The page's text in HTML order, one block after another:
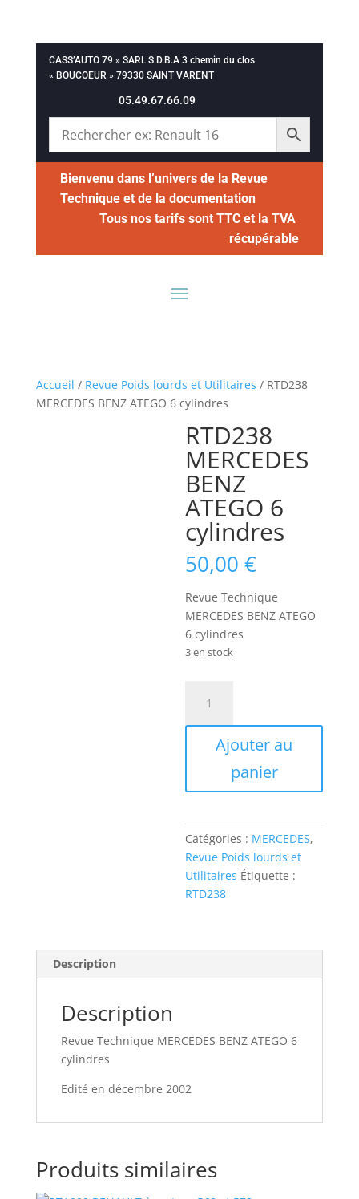
CASS’AUTO 79 » SARL S.D.B.A 3 chemin du clos
« BOUCOEUR » 79330 SAINT VARENT
05.49.67.66.09
Bienvenu dans l’univers de la Revue
Technique et de la documentation
Tous nos tarifs sont TTC et la TVA
récupérable
Accueil / Revue Poids lourds et Utilitaires / RTD238
MERCEDES BENZ ATEGO 6 cylindres
RTD238
MERCEDES
BENZ
ATEGO 6
cylindres
50,00€
Revue Technique
MERCEDES BENZ ATEGO
6 cylindres
3 en stock
RTD238
MERCEDES
Ajouter au
panier
Catégories : MERCEDES,
Revue Poids lourds et
Utilitaires Étiquette :
RTD238
Description
Description
Revue Technique MERCEDES BENZ ATEGO 6
cylindres
Edité en décembre 2002
Produits similaires